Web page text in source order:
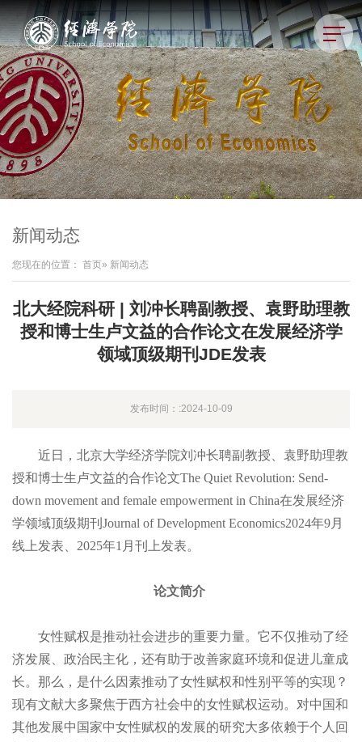
新闻动态
您现在的位置： 首页» 新闻动态
北大经院科研 | 刘冲长聘副教授、袁野助理教
授和博士生卢文益的合作论文在发展经济学
领域顶级期刊JDE发表
发布时间：:2024-10-09
近日，北京大学经济学院刘冲长聘副教授、袁野助理教
授和博士生卢文益的合作论文The Quiet Revolution: Send-
down movement and female empowerment in China在发展经济
学领域顶级期刊Journal of Development Economics2024年9月
线上发表、2025年1月刊上发表。
论文简介
女性赋权是推动社会进步的重要力量。它不仅推动了经
济发展、政治民主化，还有助于改善家庭环境和促进儿童成
长。那么，是什么因素推动了女性赋权和性别平等的实现？
现有文献大多聚焦于西方社会中的女性赋权运动。对中国和
其他发展中国家中女性赋权的发展的研究大多依赖于个人回